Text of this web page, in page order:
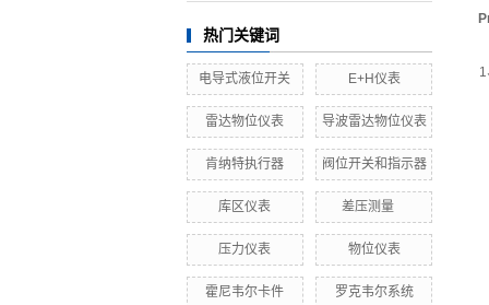
热门关键词
电导式液位开关 E+H仪表
雷达物位仪表 ​导波雷达物位仪表
肯纳特执行器 阀位开关和指示器
库区仪表 差压测量
压力仪表 物位仪表
霍尼韦尔卡件 罗克韦尔系统